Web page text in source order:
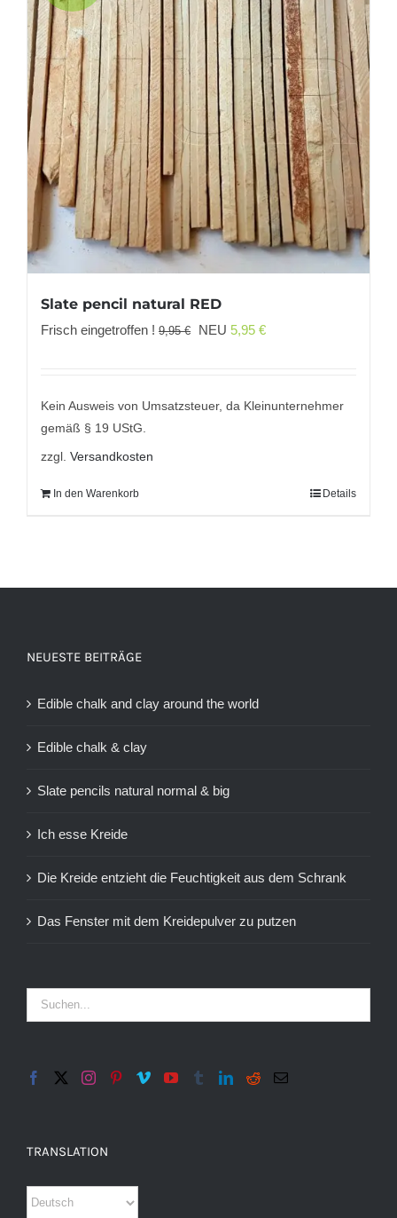
Slate pencil natural RED
Frisch eingetroffen ! 9,95€
Ursprünglicher
9,95 €
NEU 5,95 €Aktueller
5,95 €.
Kein Ausweis von Umsatzsteuer, da Kleinunternehmer
gemäß § 19 UStG.
zzgl. Versandkosten
In den Warenkorb Details
NEUESTE BEITRÄGE
Edible chalk and clay around the world
Edible chalk & clay
Slate pencils natural normal & big
Ich esse Kreide
Die Kreide entzieht die Feuchtigkeit aus dem Schrank
Das Fenster mit dem Kreidepulver zu putzen
TRANSLATION